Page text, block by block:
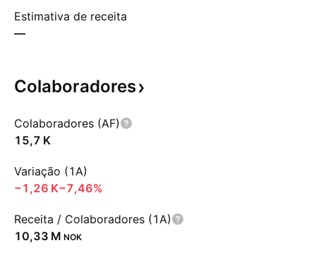
Estimativa de receita
—
Colaboradores
Colaboradores (AF)
‪15,7 K‬
Variação (1A)
‪−1,26 K‬−7,46%
Receita / Colaboradores (1A)
‪10,33 M‬ NOK